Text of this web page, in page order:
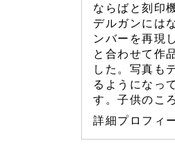
ならばと刻印
デルガンには
ンバーを再現
と合わせて作
した。写真も
るようになっ
す。子供のこ
詳細プロフィ